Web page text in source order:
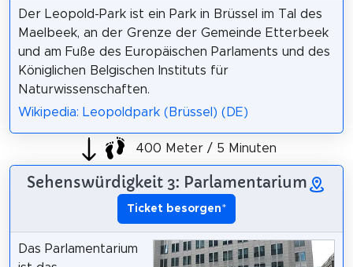
Der Leopold-Park ist ein Park in Brüssel im Tal des
Maelbeek, an der Grenze der Gemeinde Etterbeek
und am Fuße des Europäischen Parlaments und des
Königlichen Belgischen Instituts für
Naturwissenschaften.
Wikipedia: Leopoldpark (Brüssel) (DE)
400 Meter / 5 Minuten
Sehenswürdigkeit 3: Parlamentarium
Ticket besorgen*
Das Parlamentarium